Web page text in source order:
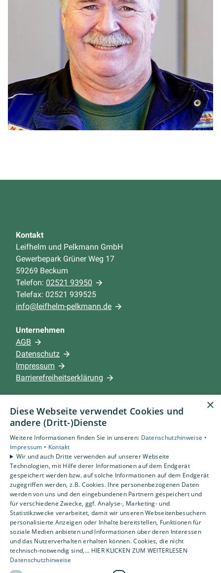
Kontakt
Leifhelm und Pelkmann GmbH
Gewerbepark Grüner Weg 17
59269 Beckum
Telefon: 02521 93950
Telefax: 02521 939525
info@leifhelm-pelkmann.de
Unternehmen
AGB
Datenschutz
Impressum
Barrierefreiheitserklärung
Leistungen
Privatkunden
Gewerbekunden
Karriere
Unternehmen
Standort
Beckum
×
Diese Webseite verwendet Cookies und
andere (Dritt-)Dienste
Weitere Informationen finden Sie in unseren: Datenschutzhinweise •
Impressum • Kontakt
Wir und auch Dritte verwenden auf unserer Webseite
Technologien, mit Hilfe derer Informationen auf dem Endgerät
gespeichert werden bzw. auf solche Informationen auf dem Endgerät
zugegriffen werden, z.B. Cookies. Ihre personenbezogenen Daten
werden von uns und den eingebundenen Partnern gespeichert und
für verschiedene Zwecke, ggf. Analyse-, Marketing- und
Statistikzwecke verarbeitet, damit wir unseren Webseitenbesuchern
personalisierte Anzeigen oder Inhalte bereitstellen, Funktionen für
soziale Medien anbieten und Informationen über deren Interessen
und das Nutzerverhalten erhalten können. Cookies, die nicht
technisch-notwendig sind,... HIER KLICKEN ZUM WEITERLESEN
Datenschutzhinweise